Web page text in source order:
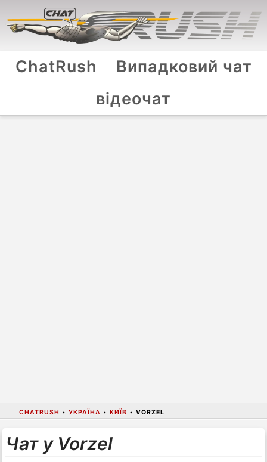
ChatRush
Випадковий чат
відеочат
CHATRUSH • УКРАЇНА • КИЇВ • VORZEL
Чат у Vorzel